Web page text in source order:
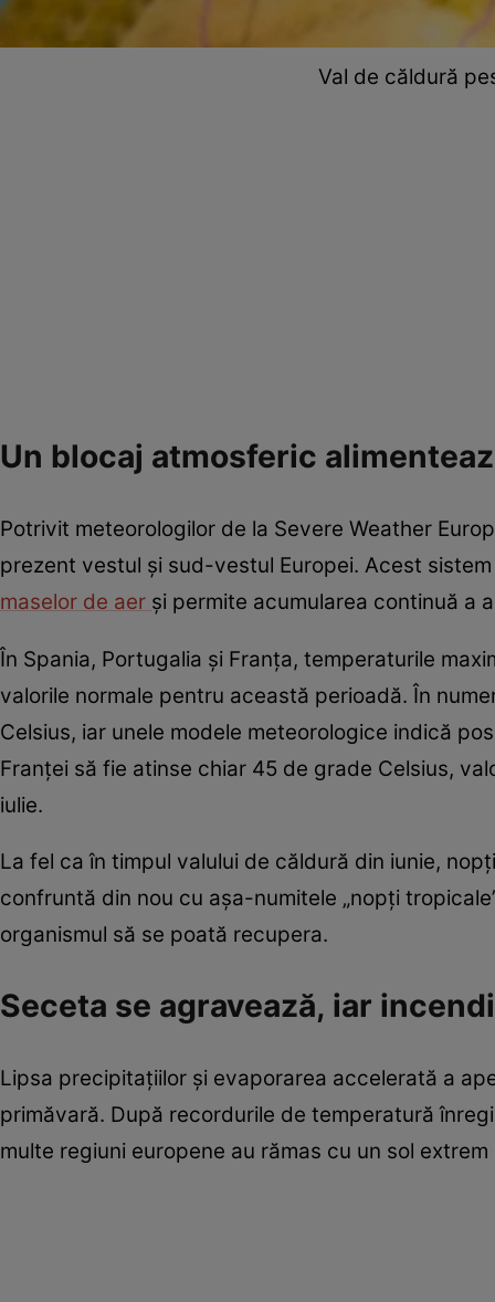
Val de căldură
Un blocaj atmosferic
Potrivit meteorologilor de la Severe Weather
prezent vestul și sud-vestul Europei. Acest
maselor de aer și permite acumularea continuă a
În Spania, Portugalia și Franța, temperaturile
valorile normale pentru această perioadă. În
Celsius, iar unele modele meteorologice indică
Franței să fie atinse chiar 45 de grade Celsius,
iulie.
La fel ca în timpul valului de căldură din iunie,
confruntă din nou cu așa-numitele „nopți
organismul să se poată recupera.
Seceta se agravează, iar
Lipsa precipitațiilor și evaporarea accelerată a
primăvară. După recordurile de temperatură
multe regiuni europene au rămas cu un sol